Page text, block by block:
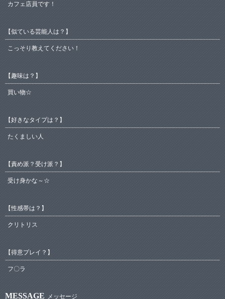
カフェ店員です！
【似ている芸能人は？】
こっそり教えてください！
【趣味は？】
買い物☆
【好きなタイプは？】
たくましい人
【責め派？受け派？】
受け身かな～☆
【性感帯は？】
クリトリス
【得意プレイ？】
フ〇ラ
MESSAGE メッセージ